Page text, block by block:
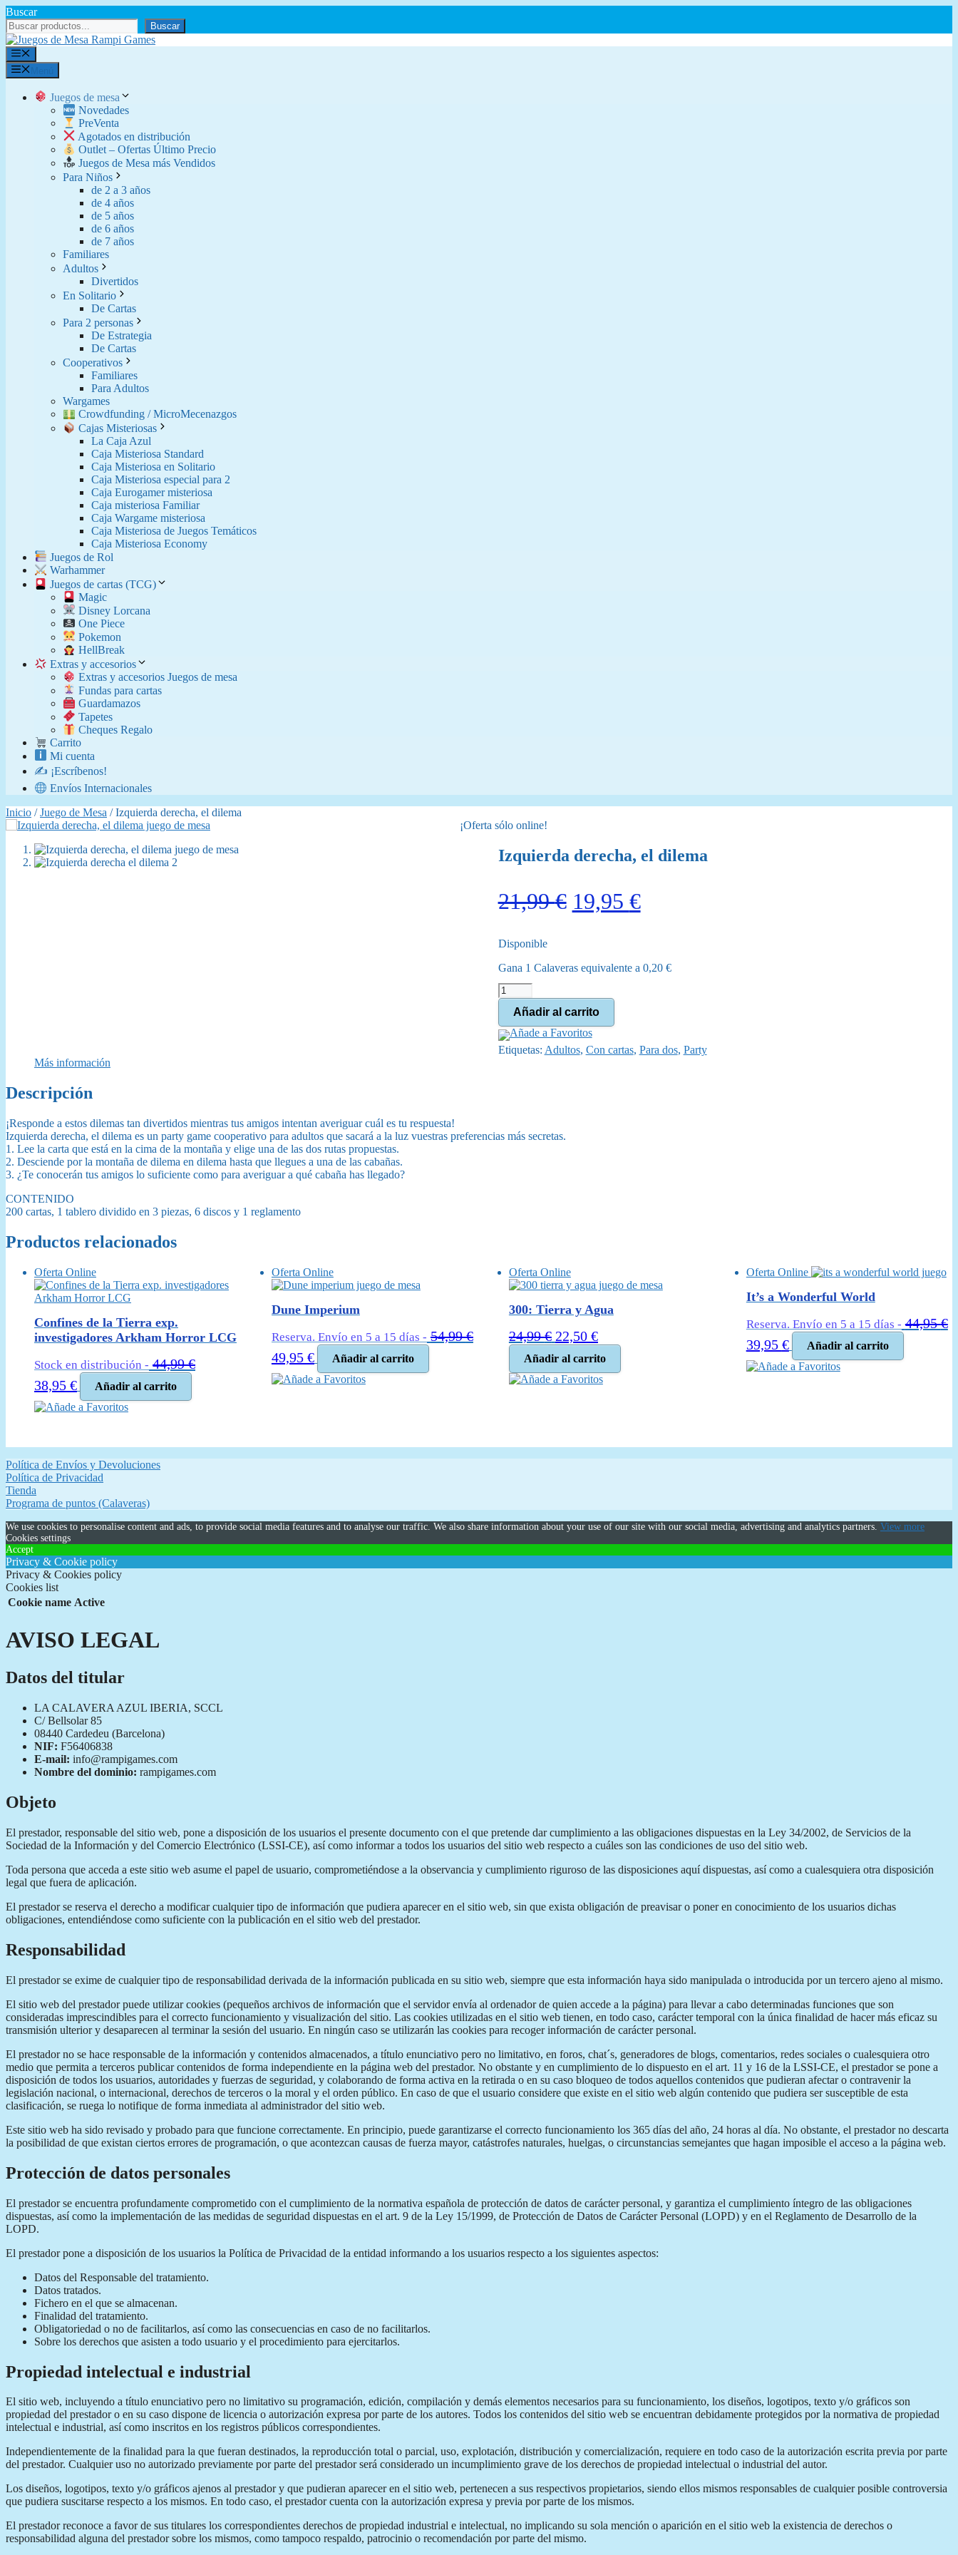
Saltar
al
contenido
Buscar
Buscar
Menú
Juegos de mesa
Novedades
PreVenta
Agotados en distribución
Outlet – Ofertas Último Precio
Juegos de Mesa más Vendidos
Para Niños
de 2 a 3 años
de 4 años
de 5 años
de 6 años
de 7 años
Familiares
Adultos
Divertidos
En Solitario
De Cartas
Para 2 personas
De Estrategia
De Cartas
Cooperativos
Familiares
Para Adultos
Wargames
Crowdfunding / MicroMecenazgos
Cajas Misteriosas
La Caja Azul
Caja Misteriosa Standard
Caja Misteriosa en Solitario
Caja Misteriosa especial para 2
Caja Eurogamer misteriosa
Caja misteriosa Familiar
Caja Wargame misteriosa
Caja Misteriosa de Juegos Temáticos
Caja Misteriosa Economy
Juegos de Rol
Warhammer
Juegos de cartas (TCG)
Magic
Disney Lorcana
One Piece
Pokemon
​ HellBreak
Extras y accesorios
Extras y accesorios Juegos de mesa
Fundas para cartas
Guardamazos
Tapetes
Cheques Regalo
Carrito
Mi cuenta
✍️ ¡Escríbenos!
Envíos Internacionales
Inicio /Juego de Mesa / Izquierda derecha, el dilema
¡Oferta sólo online!
Izquierda derecha, el dilema
21,99€ El
era:
21,99 €.
19,95 €El
es:
Disponible
Gana 1 Calaveras equivalente a 0,20 €
Izquierda
derecha,
dilema
cantidad
Añadir al carrito
Añade a Favoritos
Etiquetas: Adultos, Con cartas, Para dos, Party
Más información
Descripción
¡Responde a estos dilemas tan divertidos mientras tus amigos intentan averiguar cuál es tu respuesta!
Izquierda derecha, el dilema es un party game cooperativo para adultos que sacará a la luz vuestras preferencias más secretas.
1. Lee la carta que está en la cima de la montaña y elige una de las dos rutas propuestas.
2. Desciende por la montaña de dilema en dilema hasta que llegues a una de las cabañas.
3. ¿Te conocerán tus amigos lo suficiente como para averiguar a qué cabaña has llegado?
CONTENIDO
200 cartas, 1 tablero dividido en 3 piezas, 6 discos y 1 reglamento
Productos relacionados
Oferta Online
Confines de la Tierra exp.
investigadores Arkham Horror LCG
Stock en distribución - 44,99€
El
precio
original
44,99 €.
38,95 €El
precio
actual
38,95 €.
Añadir al carrito
Añade a Favoritos
Oferta Online
Dune Imperium
Reserva. Envío en 5 a 15 días - 54,99€
El
precio
original
49,95 €El
precio
actual
Añadir al carrito
Añade a Favoritos
Oferta Online
300: Tierra y Agua
24,99€ El
precio
original
era:
22,50 €El
precio
actual
es:
Añadir al carrito
Añade a Favoritos
Oferta Online
It’s a Wonderful World
Reserva. Envío en 5 a 15 días - 44,95€
El
precio
original
39,95 €El
precio
actual
Añadir al carrito
Añade a Favoritos
Política de Envíos y Devoluciones
Política de Privacidad
Tienda
Programa de puntos (Calaveras)
We use cookies to personalise content and ads, to provide social media features and to analyse our traffic. We also share information about your use of our site with our social media, advertising and analytics partners. View more
Cookies settings
Accept
Privacy & Cookie policy
Privacy & Cookies policy
Cookies list
Cookie name Active
AVISO LEGAL
Datos del titular
LA CALAVERA AZUL IBERIA, SCCL
C/ Bellsolar 85
08440 Cardedeu (Barcelona)
NIF: F56406838
E-mail: info@rampigames.com
Nombre del dominio: rampigames.com
Objeto
El prestador, responsable del sitio web, pone a disposición de los usuarios el presente documento con el que pretende dar cumplimiento a las obligaciones dispuestas en la Ley 34/2002, de Servicios de la
Sociedad de la Información y del Comercio Electrónico (LSSI-CE), así como informar a todos los usuarios del sitio web respecto a cuáles son las condiciones de uso del sitio web.
Toda persona que acceda a este sitio web asume el papel de usuario, comprometiéndose a la observancia y cumplimiento riguroso de las disposiciones aquí dispuestas, así como a cualesquiera otra disposición
legal que fuera de aplicación.
El prestador se reserva el derecho a modificar cualquier tipo de información que pudiera aparecer en el sitio web, sin que exista obligación de preavisar o poner en conocimiento de los usuarios dichas
obligaciones, entendiéndose como suficiente con la publicación en el sitio web del prestador.
Responsabilidad
El prestador se exime de cualquier tipo de responsabilidad derivada de la información publicada en su sitio web, siempre que esta información haya sido manipulada o introducida por un tercero ajeno al mismo.
El sitio web del prestador puede utilizar cookies (pequeños archivos de información que el servidor envía al ordenador de quien accede a la página) para llevar a cabo determinadas funciones que son
consideradas imprescindibles para el correcto funcionamiento y visualización del sitio. Las cookies utilizadas en el sitio web tienen, en todo caso, carácter temporal con la única finalidad de hacer más eficaz su
transmisión ulterior y desaparecen al terminar la sesión del usuario. En ningún caso se utilizarán las cookies para recoger información de carácter personal.
El prestador no se hace responsable de la información y contenidos almacenados, a título enunciativo pero no limitativo, en foros, chat´s, generadores de blogs, comentarios, redes sociales o cualesquiera otro
medio que permita a terceros publicar contenidos de forma independiente en la página web del prestador. No obstante y en cumplimiento de lo dispuesto en el art. 11 y 16 de la LSSI-CE, el prestador se pone a
disposición de todos los usuarios, autoridades y fuerzas de seguridad, y colaborando de forma activa en la retirada o en su caso bloqueo de todos aquellos contenidos que pudieran afectar o contravenir la
legislación nacional, o internacional, derechos de terceros o la moral y el orden público. En caso de que el usuario considere que existe en el sitio web algún contenido que pudiera ser susceptible de esta
clasificación, se ruega lo notifique de forma inmediata al administrador del sitio web.
Este sitio web ha sido revisado y probado para que funcione correctamente. En principio, puede garantizarse el correcto funcionamiento los 365 días del año, 24 horas al día. No obstante, el prestador no descarta
la posibilidad de que existan ciertos errores de programación, o que acontezcan causas de fuerza mayor, catástrofes naturales, huelgas, o circunstancias semejantes que hagan imposible el acceso a la página web.
Protección de datos personales
El prestador se encuentra profundamente comprometido con el cumplimiento de la normativa española de protección de datos de carácter personal, y garantiza el cumplimiento íntegro de las obligaciones
dispuestas, así como la implementación de las medidas de seguridad dispuestas en el art. 9 de la Ley 15/1999, de Protección de Datos de Carácter Personal (LOPD) y en el Reglamento de Desarrollo de la
LOPD.
El prestador pone a disposición de los usuarios la Política de Privacidad de la entidad informando a los usuarios respecto a los siguientes aspectos:
Datos del Responsable del tratamiento.
Datos tratados.
Fichero en el que se almacenan.
Finalidad del tratamiento.
Obligatoriedad o no de facilitarlos, así como las consecuencias en caso de no facilitarlos.
Sobre los derechos que asisten a todo usuario y el procedimiento para ejercitarlos.
Propiedad intelectual e industrial
El sitio web, incluyendo a título enunciativo pero no limitativo su programación, edición, compilación y demás elementos necesarios para su funcionamiento, los diseños, logotipos, texto y/o gráficos son
propiedad del prestador o en su caso dispone de licencia o autorización expresa por parte de los autores. Todos los contenidos del sitio web se encuentran debidamente protegidos por la normativa de propiedad
intelectual e industrial, así como inscritos en los registros públicos correspondientes.
Independientemente de la finalidad para la que fueran destinados, la reproducción total o parcial, uso, explotación, distribución y comercialización, requiere en todo caso de la autorización escrita previa por parte
del prestador. Cualquier uso no autorizado previamente por parte del prestador será considerado un incumplimiento grave de los derechos de propiedad intelectual o industrial del autor.
Los diseños, logotipos, texto y/o gráficos ajenos al prestador y que pudieran aparecer en el sitio web, pertenecen a sus respectivos propietarios, siendo ellos mismos responsables de cualquier posible controversia
que pudiera suscitarse respecto a los mismos. En todo caso, el prestador cuenta con la autorización expresa y previa por parte de los mismos.
El prestador reconoce a favor de sus titulares los correspondientes derechos de propiedad industrial e intelectual, no implicando su sola mención o aparición en el sitio web la existencia de derechos o
responsabilidad alguna del prestador sobre los mismos, como tampoco respaldo, patrocinio o recomendación por parte del mismo.